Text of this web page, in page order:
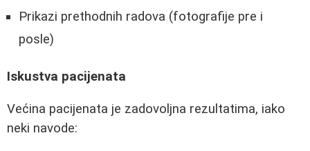
Prikazi prethodnih radova (fotografije pre i
posle)
Iskustva pacijenata
Većina pacijenata je zadovoljna rezultatima, iako
neki navode: